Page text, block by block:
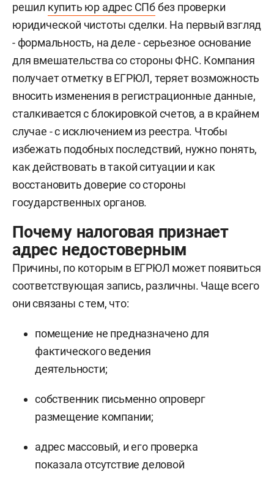
решил купить юр адрес СПббез проверки
юридической чистоты сделки. На первый взгляд
- формальность, на деле - серьезное основание
для вмешательства со стороны ФНС. Компания
получает отметку в ЕГРЮЛ, теряет возможность
вносить изменения в регистрационные данные,
сталкивается с блокировкой счетов, а в крайнем
случае - с исключением из реестра. Чтобы
избежать подобных последствий, нужно понять,
как действовать в такой ситуации и как
восстановить доверие со стороны
государственных органов.
Почему налоговая признает
адрес недостоверным
Причины, по которым в ЕГРЮЛ может появиться
соответствующая запись, различны. Чаще всего
они связаны с тем, что:
помещение не предназначено для
фактического ведения
деятельности;
собственник письменно опроверг
размещение компании;
адрес массовый, и его проверка
показала отсутствие деловой